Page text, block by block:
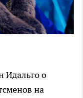
Идальго о
на